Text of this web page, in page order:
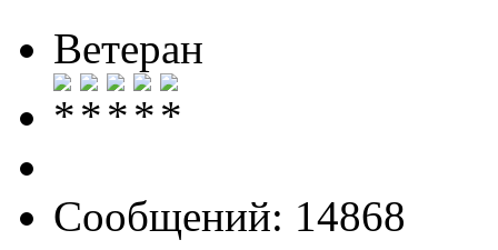
Ветеран
Сообщений: 14868